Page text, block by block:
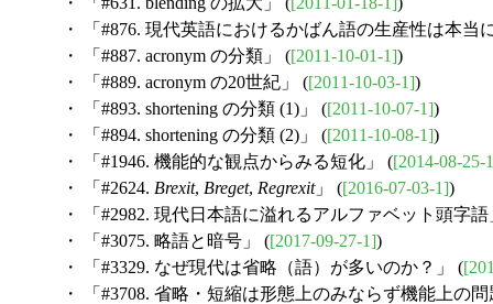
・ 「#876. 現代英語におけるかばん語の生産性は本当
・ 「#887. acronym の分類」 ([2011-10-01-1])
・ 「#889. acronym の20世紀」 ([2011-10-03-1])
・ 「#893. shortening の分類 (1)」 ([2011-10-07-1])
・ 「#894. shortening の分類 (2)」 ([2011-10-08-1])
・ 「#1946. 機能的な観点からみる短化」 ([2014-08-25-
・ 「#2624. Brexit, Breget, Regrexit」 ([2016-07-03-1])
・ 「#2982. 現代日本語に溢れるアルファベット頭字語
・ 「#3075. 略語と暗号」 ([2017-09-27-1])
・ 「#3329. なぜ現代は省略（語）が多いのか？」 (
・ 「#3708. 省略・短縮は形態上のみならず機能上の